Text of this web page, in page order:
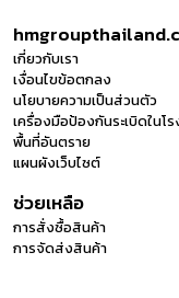
เกี่ยวกับเรา
เงื่อนไขข้อตกลง
นโยบายความเป็นส่วนตัว
เครื่องมือป้องกันระเบิดใน
พื้นที่อันตราย
แผนผังเว็บไซต์
ช่วยเหลือ
การสั่งซื้อสินค้า
การจัดส่งสินค้า